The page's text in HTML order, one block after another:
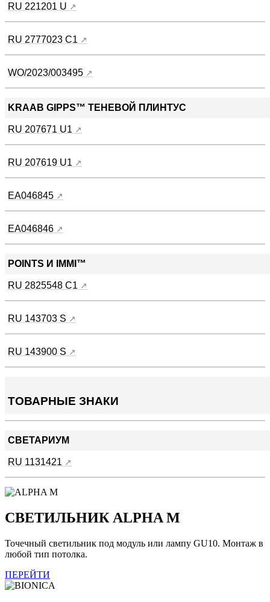
RU 221201 U
RU 2777023 C1
WO/2023/003495
KRAAB GIPPS™ ТЕНЕВОЙ ПЛИНТУС
RU 207671 U1
RU 207619 U1
EA046845
EA046846
POINTS И IMMI™
RU 2825548 C1
RU 143703 S
RU 143900 S
ТОВАРНЫЕ ЗНАКИ
СВЕТАРИУМ
RU 1131421
СВЕТИЛЬНИК ALPHA M
Точечный светильник под модуль или лампу GU10. Монтаж в
любой тип потолка.
ПЕРЕЙТИ